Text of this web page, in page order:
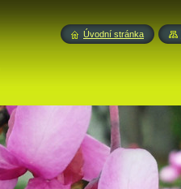
Úvodní stránka